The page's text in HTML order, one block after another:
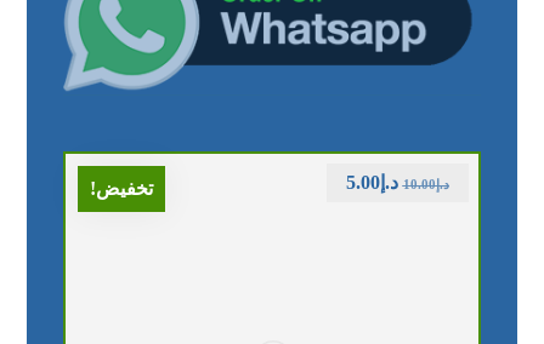
تخفيض! د.إ10.00 د.إ5.00